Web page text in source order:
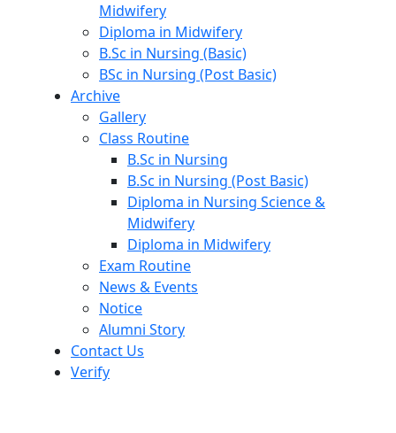
Midwifery
Diploma in Midwifery
B.Sc in Nursing (Basic)
BSc in Nursing (Post Basic)
Archive
Gallery
Class Routine
B.Sc in Nursing
B.Sc in Nursing (Post Basic)
Diploma in Nursing Science &
Midwifery
Diploma in Midwifery
Exam Routine
News & Events
Notice
Alumni Story
Contact Us
Verify